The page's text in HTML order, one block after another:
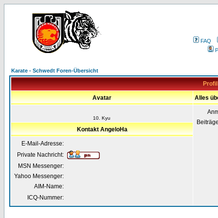
FAQ
Karate - Schwedt Foren-Übersicht
Profil
Avatar Alles
10. Kyu
Kontakt AngeloHa
E-Mail-Adresse:
Private Nachricht:
MSN Messenger:
Yahoo Messenger:
AIM-Name:
ICQ-Nummer: